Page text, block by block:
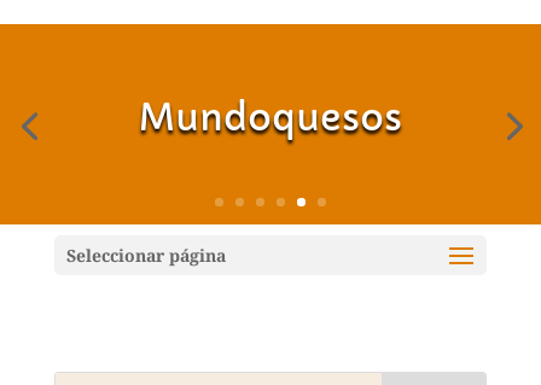
Mundoquesos
Seleccionar página